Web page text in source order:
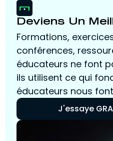
Deviens Un
Formations,
conférences,
éducateurs ne font
ils utilisent ce qui
éducateurs nous
J'essaye